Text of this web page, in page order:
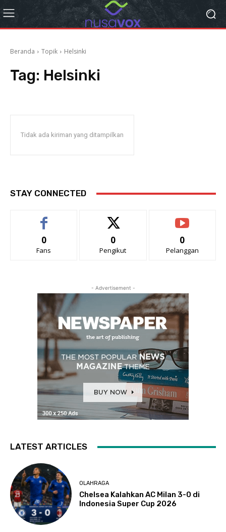
Beranda Topik Helsinki
Tag: Helsinki
Tidak ada kiriman yang ditampilkan
STAY CONNECTED
0
Fans
0
Pengikut
0
Pelanggan
- Advertisement -
LATEST ARTICLES
OLAHRAGA
Chelsea Kalahkan AC Milan 3-0 di
Indonesia Super Cup 2026